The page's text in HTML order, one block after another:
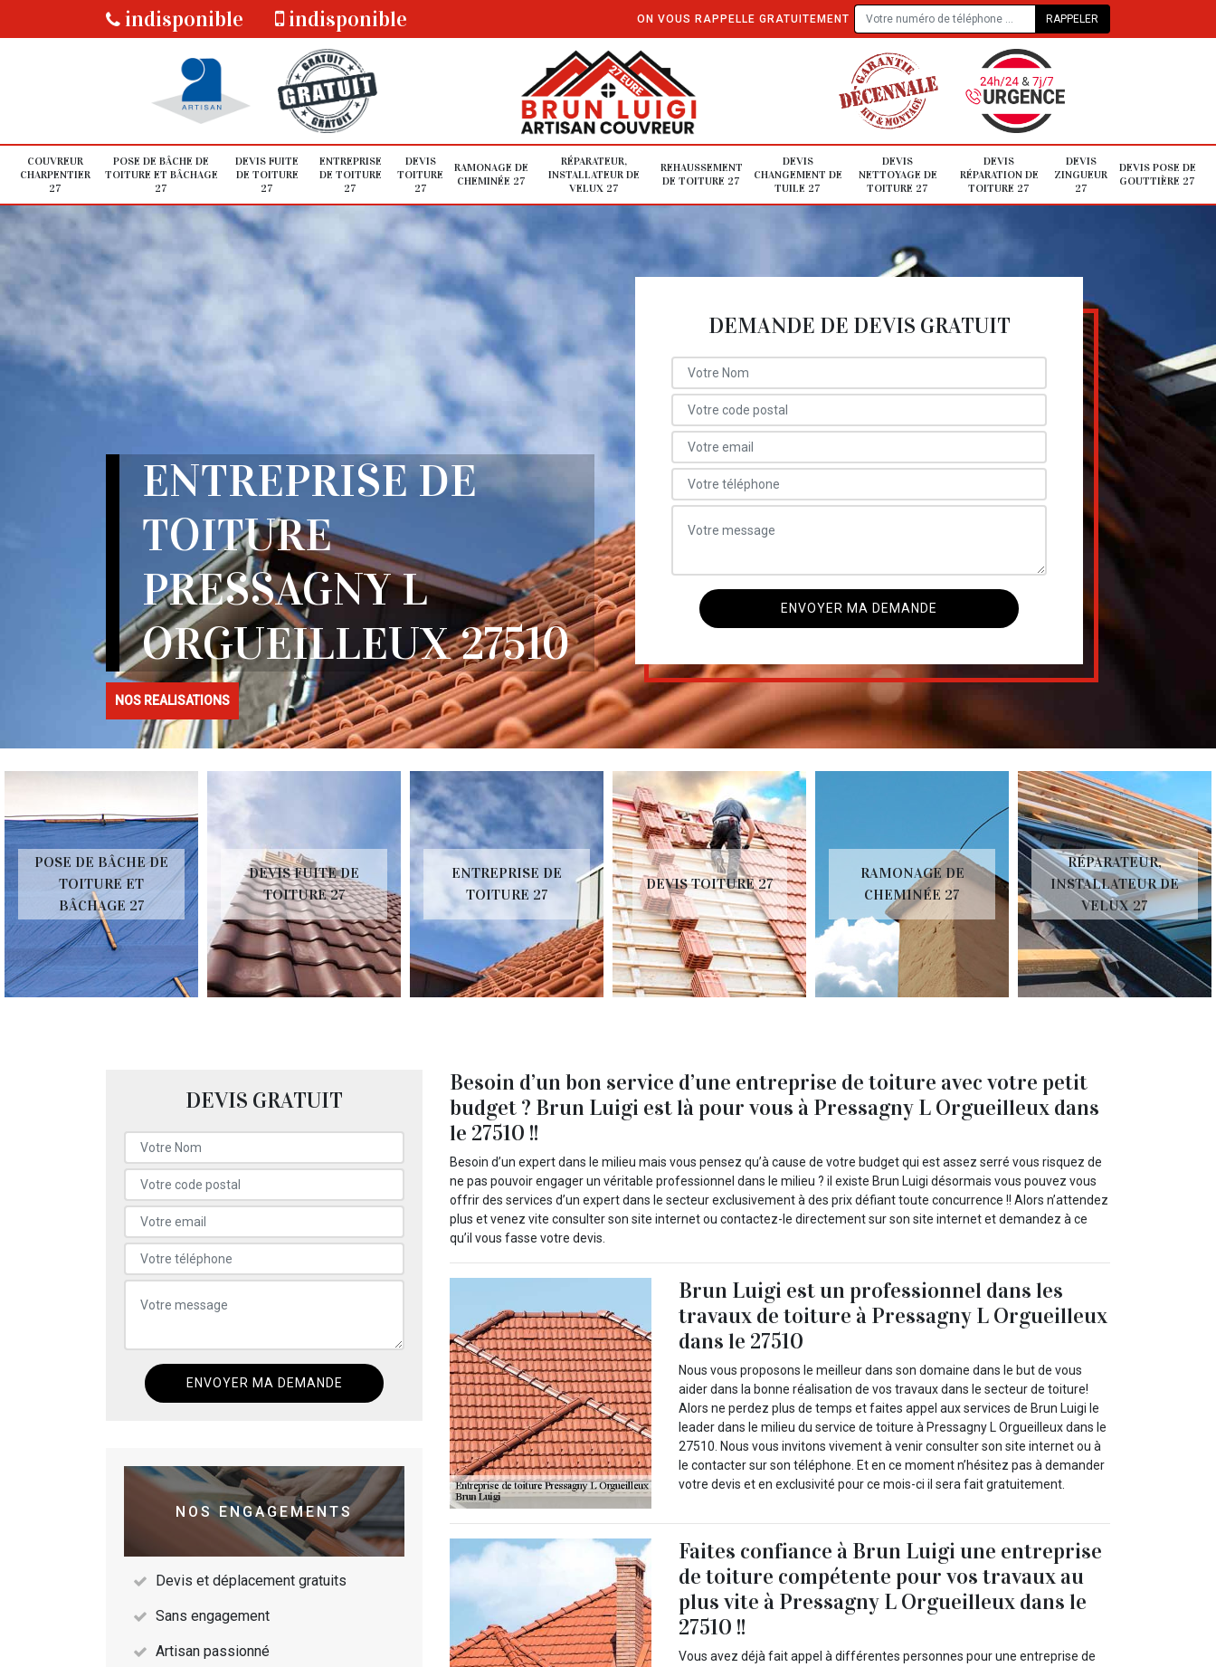
indisponible indisponible ON VOUS RAPPELLE GRATUITEMENT
COUVREUR
CHARPENTIER
27
POSE DE BÂCHE DE
TOITURE ET BÂCHAGE
27
DEVIS FUITE
DE TOITURE
27
ENTREPRISE
DE TOITURE
27
DEVIS
TOITURE
27
RAMONAGE DE
CHEMINÉE 27
RÉPARATEUR,
INSTALLATEUR DE
VELUX 27
REHAUSSEMENT
DE TOITURE 27
DEVIS
CHANGEMENT DE
TUILE 27
DEVIS
NETTOYAGE DE
TOITURE 27
DEVIS
RÉPARATION DE
TOITURE 27
DEVIS
ZINGUEUR
27
DEVIS POSE DE
GOUTTIÈRE 27
ENTREPRISE DE
TOITURE
PRESSAGNY L
ORGUEILLEUX 27510
NOS REALISATIONS
DEMANDE DE DEVIS GRATUIT
POSE DE BÂCHE DE
TOITURE ET
BÂCHAGE 27
DEVIS FUITE DE
TOITURE 27
ENTREPRISE DE
TOITURE 27
DEVIS TOITURE 27
RAMONAGE DE
CHEMINÉE 27
RÉPARATEUR,
INSTALLATEUR DE
VELUX 27
DEVIS GRATUIT
NOS ENGAGEMENTS
Devis et déplacement gratuits
Sans engagement
Artisan passionné
Besoin d’un bon service d’une entreprise de toiture avec votre petit
budget ? Brun Luigi est là pour vous à Pressagny L Orgueilleux dans
le 27510 !!
Besoin d’un expert dans le milieu mais vous pensez qu’à cause de votre budget qui est assez serré vous risquez de
ne pas pouvoir engager un véritable professionnel dans le milieu ? il existe Brun Luigi désormais vous pouvez vous
offrir des services d’un expert dans le secteur exclusivement à des prix défiant toute concurrence !! Alors n’attendez
plus et venez vite consulter son site internet ou contactez-le directement sur son site internet et demandez à ce
qu’il vous fasse votre devis.
Brun Luigi est un professionnel dans les
travaux de toiture à Pressagny L Orgueilleux
dans le 27510
Nous vous proposons le meilleur dans son domaine dans le but de vous
aider dans la bonne réalisation de vos travaux dans le secteur de toiture!
Alors ne perdez plus de temps et faites appel aux services de Brun Luigi le
leader dans le milieu du service de toiture à Pressagny L Orgueilleux dans le
27510. Nous vous invitons vivement à venir consulter son site internet ou à
le contacter sur son téléphone. Et en ce moment n’hésitez pas à demander
votre devis et en exclusivité pour ce mois-ci il sera fait gratuitement.
Faites confiance à Brun Luigi une entreprise
de toiture compétente pour vos travaux au
plus vite à Pressagny L Orgueilleux dans le
27510 !!
Vous avez déjà fait appel à différentes personnes pour une entreprise de